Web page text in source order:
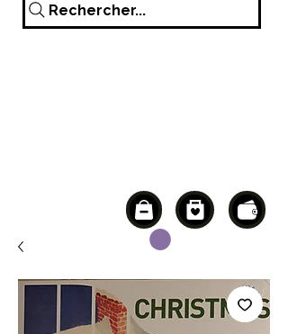
Rechercher...